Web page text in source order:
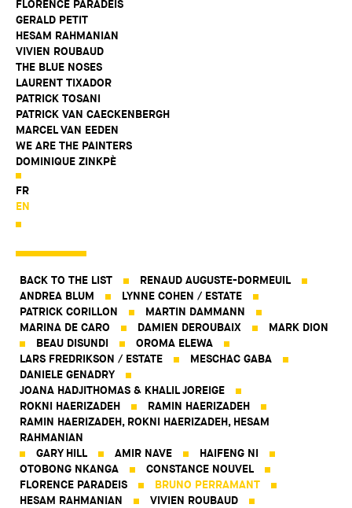
FLORENCE PARADEIS
GERALD PETIT
HESAM RAHMANIAN
VIVIEN ROUBAUD
THE BLUE NOSES
LAURENT TIXADOR
PATRICK TOSANI
PATRICK VAN CAECKENBERGH
MARCEL VAN EEDEN
WE ARE THE PAINTERS
DOMINIQUE ZINKPÈ
FR
EN
BACK TO THE LIST
RENAUD AUGUSTE-DORMEUIL
ANDREA BLUM
LYNNE COHEN / ESTATE
PATRICK CORILLON
MARTIN DAMMANN
MARINA DE CARO
DAMIEN DEROUBAIX
MARK DION
BEAU DISUNDI
OROMA ELEWA
LARS FREDRIKSON / ESTATE
MESCHAC GABA
DANIELE GENADRY
JOANA HADJITHOMAS & KHALIL JOREIGE
ROKNI HAERIZADEH
RAMIN HAERIZADEH
RAMIN HAERIZADEH, ROKNI HAERIZADEH, HESAM
RAHMANIAN
GARY HILL
AMIR NAVE
HAIFENG NI
OTOBONG NKANGA
CONSTANCE NOUVEL
FLORENCE PARADEIS
BRUNO PERRAMANT
HESAM RAHMANIAN
VIVIEN ROUBAUD